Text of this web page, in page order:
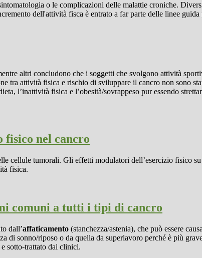
o le complicazioni delle malattie croniche.
dell'attività fisca è entrato a far parte delle linee
altri concludono che i soggetti che svolgono attività
tra attività fisica e rischio di sviluppare il cancro non sono
l’inattività fisica e l’obesità/sovrappeso pur essendo
fisico nel cancro
cellule tumorali. Gli effetti modulatori dell’esercizio fisico
fisica.
comuni a tutti i tipi di cancro
dall’affaticamento (stanchezza/astenia), che può essere
di sonno/riposo o da quella da superlavoro perché è più
sotto-trattato dai clinici.